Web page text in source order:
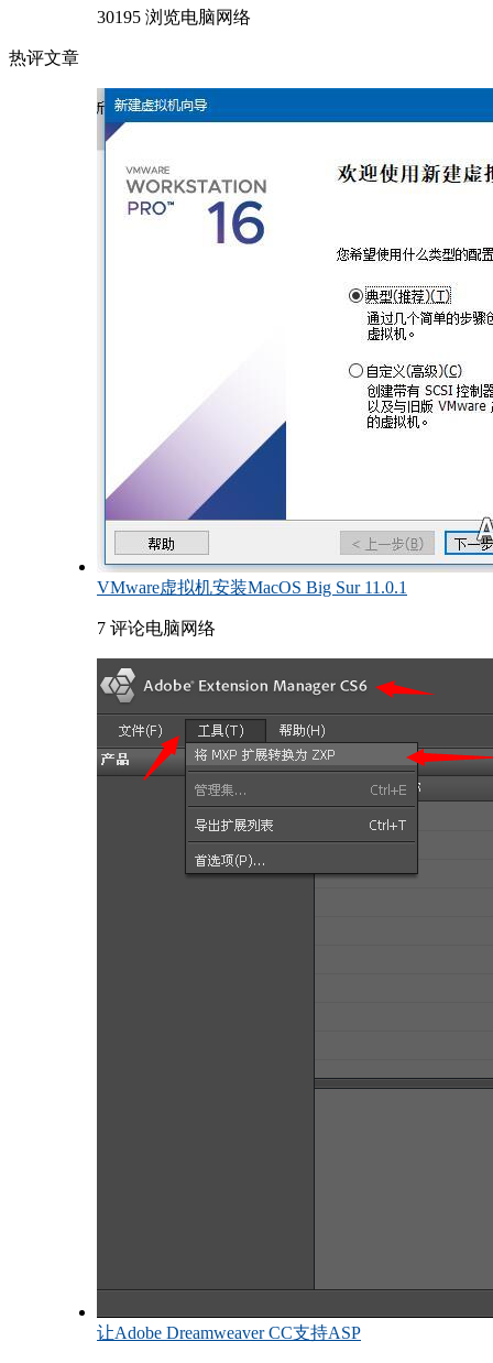
30195 浏览电脑网络
热评文章
VMware虚拟机安装MacOS Big Sur 11.0.1
7 评论电脑网络
让Adobe Dreamweaver CC支持ASP